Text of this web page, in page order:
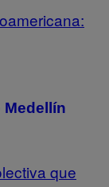
Medellín